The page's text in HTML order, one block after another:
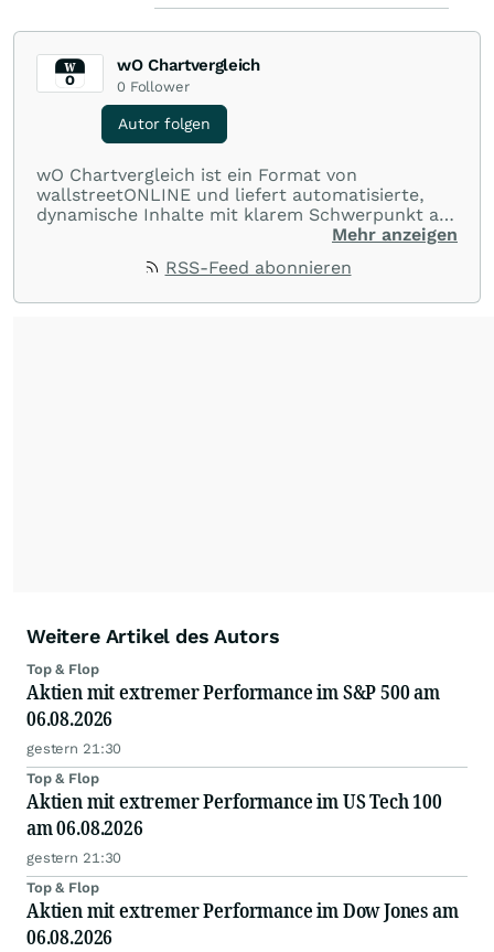
wO Chartvergleich
0 Follower
Autor folgen
wO Chartvergleich ist ein Format von
wallstreetONLINE und liefert automatisierte,
dynamische Inhalte mit klarem Schwerpunkt auf
Charts und Performance-Vergleiche. Im Fokus
Kursverläufe einer breiten Auswahl an Aktien
Mehr anzeigen
RSS-Feed abonnieren
Weitere Artikel des Autors
Top & Flop
Aktien mit extremer Performance im S&P 500 am
06.08.2026
gestern 21:30
Top & Flop
Aktien mit extremer Performance im US Tech 100
am 06.08.2026
gestern 21:30
Top & Flop
Aktien mit extremer Performance im Dow Jones am
06.08.2026